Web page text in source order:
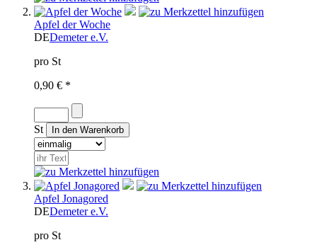
Apfel der Woche
DEDemeter e.V.
pro St
0,90 € *
St
Apfel Jonagored
DEDemeter e.V.
pro St